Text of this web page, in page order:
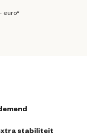
euro*
stabiliteit